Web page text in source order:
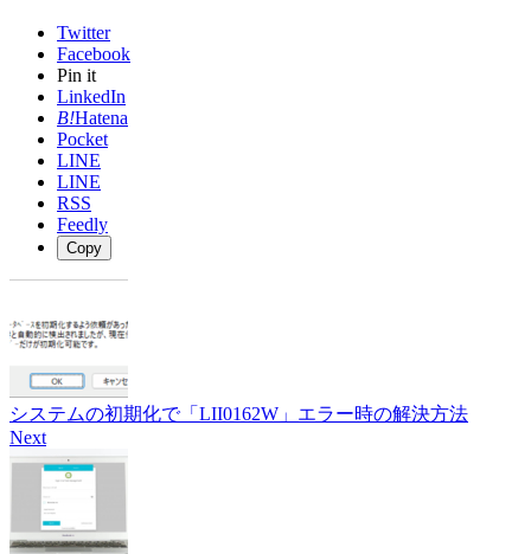
Twitter
Facebook
Pin it
LinkedIn
B!Hatena
Pocket
LINE
LINE
RSS
Feedly
Copy
システムの初期化で「LII0162W」エラー時の解決方法
Next